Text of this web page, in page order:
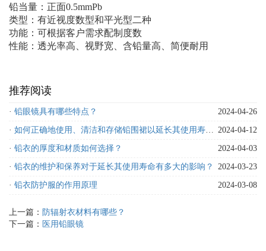
铅当量：正面0.5mmPb
类型：有近视度数型和平光型二种
功能：可根据客户需求配制度数
性能：透光率高、视野宽、含铅量高、简便耐用
推荐阅读
2024-04-26
· 铅眼镜具有哪些特点？
2024-04-12
· 如何正确地使用、清洁和存储铅围裙以延长其使用寿命？
2024-04-03
· 铅衣的厚度和材质如何选择？
2024-03-23
· 铅衣的维护和保养对于延长其使用寿命有多大的影响？
2024-03-08
· 铅衣防护服的作用原理
上一篇： 防辐射衣材料有哪些？
下一篇： 医用铅眼镜